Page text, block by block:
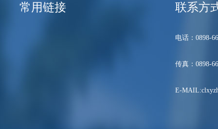
常用链接 联系方
电话：0898-
传真：0898-
E-